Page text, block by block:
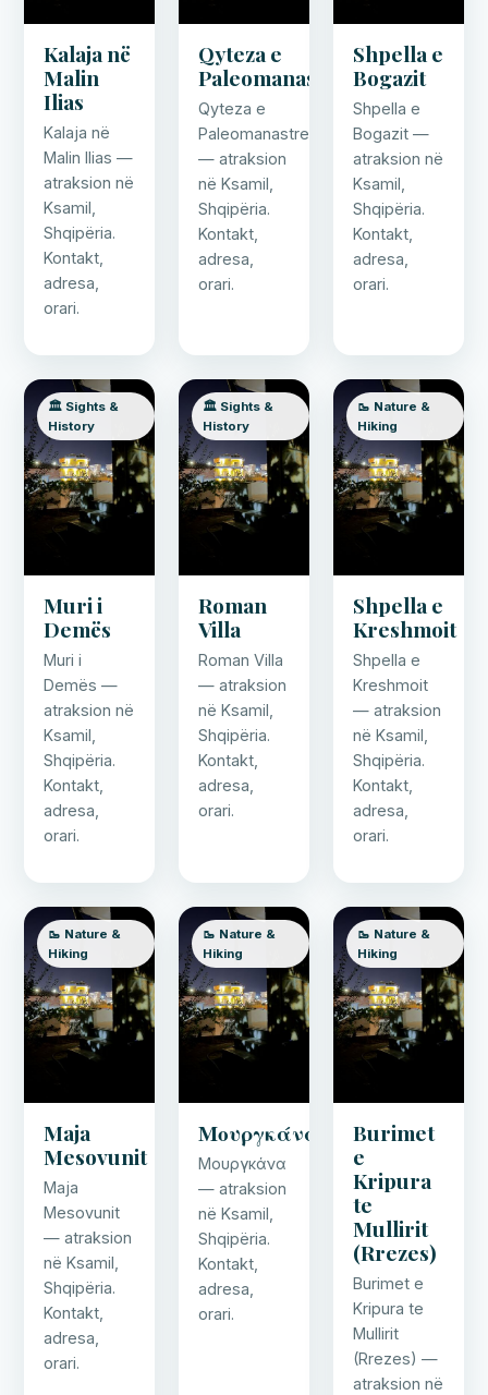
Kalaja në
Malin
Ilias
Kalaja në
Malin Ilias —
atraksion në
Ksamil,
Shqipëria.
Kontakt,
adresa,
orari.
Qyteza e
Paleomanastres
Qyteza e
Paleomanastres
— atraksion
në Ksamil,
Shqipëria.
Kontakt,
adresa,
orari.
Shpella e
Bogazit
Shpella e
Bogazit —
atraksion në
Ksamil,
Shqipëria.
Kontakt,
adresa,
orari.
🏛️ Sights &
History
Muri i
Demës
Muri i
Demës —
atraksion në
Ksamil,
Shqipëria.
Kontakt,
adresa,
orari.
🏛️ Sights &
History
Roman
Villa
Roman Villa
— atraksion
në Ksamil,
Shqipëria.
Kontakt,
adresa,
orari.
🥾 Nature &
Hiking
Shpella e
Kreshmoit
Shpella e
Kreshmoit
— atraksion
në Ksamil,
Shqipëria.
Kontakt,
adresa,
orari.
🥾 Nature &
Hiking
Maja
Mesovunit
Maja
Mesovunit
— atraksion
në Ksamil,
Shqipëria.
Kontakt,
adresa,
orari.
🥾 Nature &
Hiking
Μουργκάνα
Μουργκάνα
— atraksion
në Ksamil,
Shqipëria.
Kontakt,
adresa,
orari.
🥾 Nature &
Hiking
Burimet
e
Kripura
te
Mullirit
(Rrezes)
Burimet e
Kripura te
Mullirit
(Rrezes) —
atraksion në